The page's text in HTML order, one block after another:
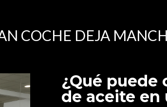
COCHE DEJA
¿Qué puede
de aceite en